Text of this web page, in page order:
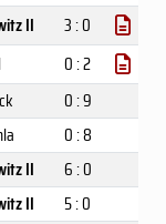
II
3 : 0
0 : 2
0 : 9
0 : 8
II
6 : 0
II
5 : 0